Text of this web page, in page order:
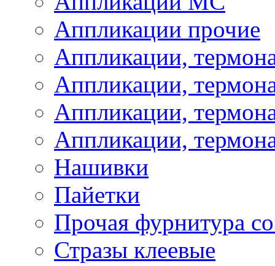
Аппликации прочие
Аппликации,
Аппликации,
Аппликации,
Аппликации,
Нашивки
Пайетки
Прочая фурнитура
Стразы клеевые